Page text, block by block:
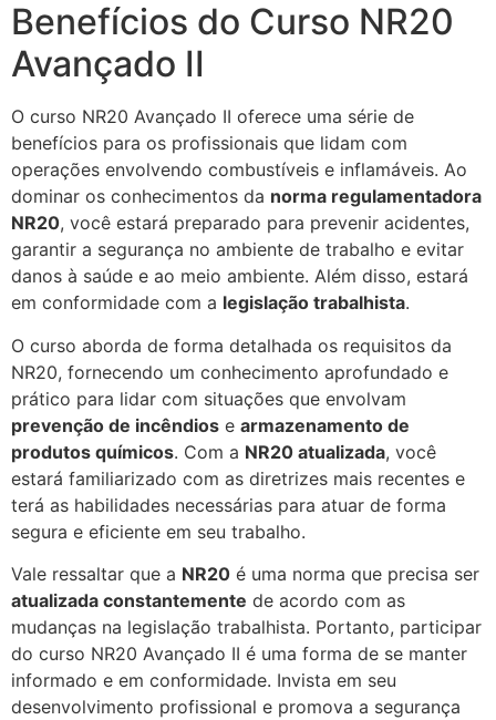
Benefícios do Curso NR20
Avançado II
O curso NR20 Avançado II oferece uma série de
benefícios para os profissionais que lidam com
operações envolvendo combustíveis e inflamáveis. Ao
dominar os conhecimentos da norma regulamentadora
NR20, você estará preparado para prevenir acidentes,
garantir a segurança no ambiente de trabalho e evitar
danos à saúde e ao meio ambiente. Além disso, estará
em conformidade com a legislação trabalhista.
O curso aborda de forma detalhada os requisitos da
NR20, fornecendo um conhecimento aprofundado e
prático para lidar com situações que envolvam
prevenção de incêndios e armazenamento de
produtos químicos. Com a NR20 atualizada, você
estará familiarizado com as diretrizes mais recentes e
terá as habilidades necessárias para atuar de forma
segura e eficiente em seu trabalho.
Vale ressaltar que a NR20 é uma norma que precisa ser
atualizada constantemente de acordo com as
mudanças na legislação trabalhista. Portanto, participar
do curso NR20 Avançado II é uma forma de se manter
informado e em conformidade. Invista em seu
desenvolvimento profissional e promova a segurança